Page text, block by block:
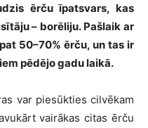
ērču īpatsvars, kas
– borēliju. Pašlaik ar
50–70% ērču, un tas ir
pēdējo gadu laikā.
var piesūkties cilvēkam
vairākas citas ērču